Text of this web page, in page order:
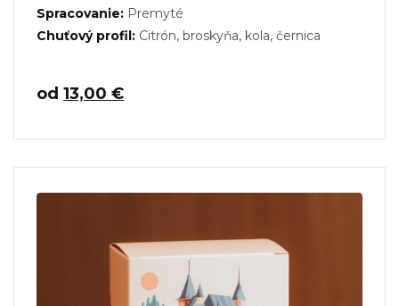
Spracovanie: Premyté
Chuťový profil: Citrón, broskyňa, kola, černica
od 13,00 €